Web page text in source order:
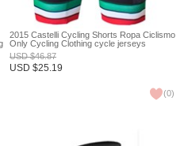
2015 Castelli Cycling Shorts Ropa Ciclismo
Only Cycling Clothing cycle jerseys
Ciclismo bicicletas maillot ciclismo XXS
USD$46.87
USD $25.19
(0)